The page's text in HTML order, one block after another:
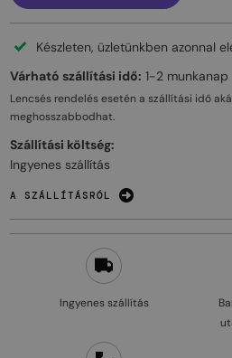
Ingyenes szállítás
Készleten, üzletünkben azonnal
Várható szállítási idő: 1-2 munkanap
Lencsés rendelés esetén a szállítási idő
meghosszabbodhat.
Szállítási költség:
Ingyenes szállítás
A SZÁLLÍTÁSRÓL